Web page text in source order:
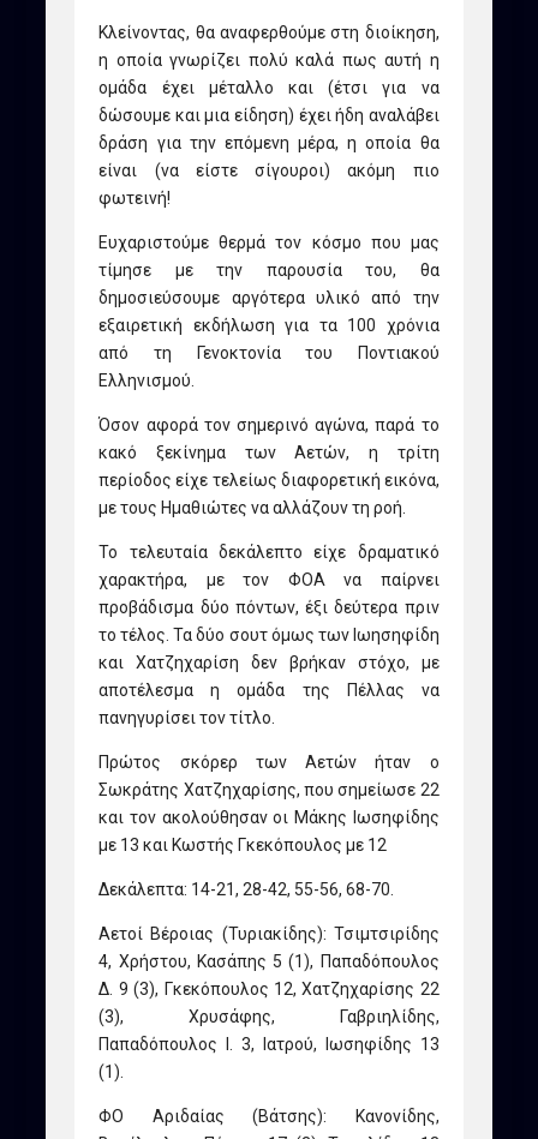
Κλείνοντας, θα αναφερθούμε στη διοίκηση,
η οποία γνωρίζει πολύ καλά πως αυτή η
ομάδα έχει μέταλλο και (έτσι για να
δώσουμε και μια είδηση) έχει ήδη αναλάβει
δράση για την επόμενη μέρα, η οποία θα
είναι (να είστε σίγουροι) ακόμη πιο
φωτεινή!
Ευχαριστούμε θερμά τον κόσμο που μας
τίμησε με την παρουσία του, θα
δημοσιεύσουμε αργότερα υλικό από την
εξαιρετική εκδήλωση για τα 100 χρόνια
από τη Γενοκτονία του Ποντιακού
Ελληνισμού.
Όσον αφορά τον σημερινό αγώνα, παρά το
κακό ξεκίνημα των Αετών, η τρίτη
περίοδος είχε τελείως διαφορετική εικόνα,
με τους Ημαθιώτες να αλλάζουν τη ροή.
Το τελευταία δεκάλεπτο είχε δραματικό
χαρακτήρα, με τον ΦΟΑ να παίρνει
προβάδισμα δύο πόντων, έξι δεύτερα πριν
το τέλος. Τα δύο σουτ όμως των Ιωησηφίδη
και Χατζηχαρίση δεν βρήκαν στόχο, με
αποτέλεσμα η ομάδα της Πέλλας να
πανηγυρίσει τον τίτλο.
Πρώτος σκόρερ των Αετών ήταν ο
Σωκράτης Χατζηχαρίσης, που σημείωσε 22
και τον ακολούθησαν οι Μάκης Ιωσηφίδης
με 13 και Κωστής Γκεκόπουλος με 12
Δεκάλεπτα: 14-21, 28-42, 55-56, 68-70.
Αετοί Βέροιας (Τυριακίδης): Τσιμτσιρίδης
4, Χρήστου, Κασάπης 5 (1), Παπαδόπουλος
Δ. 9 (3), Γκεκόπουλος 12, Χατζηχαρίσης 22
(3), Χρυσάφης, Γαβριηλίδης,
Παπαδόπουλος Ι. 3, Ιατρού, Ιωσηφίδης 13
(1).
ΦΟ Αριδαίας (Βάτσης): Κανονίδης,